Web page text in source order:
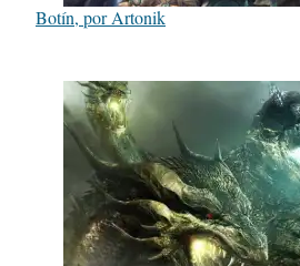
Botín, por Artonik